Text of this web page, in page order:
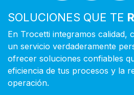
SOLUCIONES QUE TE
En Trocetti integramos calidad,
un servicio verdaderamente
ofrecer soluciones confiables
eficiencia de tus procesos y la
operación.